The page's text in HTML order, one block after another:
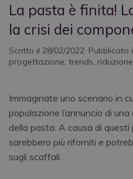
La pasta è finita!
la crisi dei
Scritto il 28/02/2022. Pubblicato
progettazione, trends,
Immaginate uno scenario in
popolazione l’annuncio di
della pasta. A causa di
sarebbero più riforniti e
sugli scaffali.